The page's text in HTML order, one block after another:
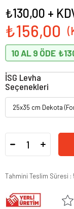
₺156,00
₺130,00 +
10 AL 9 ÖDE
İSG Levha
Seçenekleri
Tahmini Teslim Süresi :